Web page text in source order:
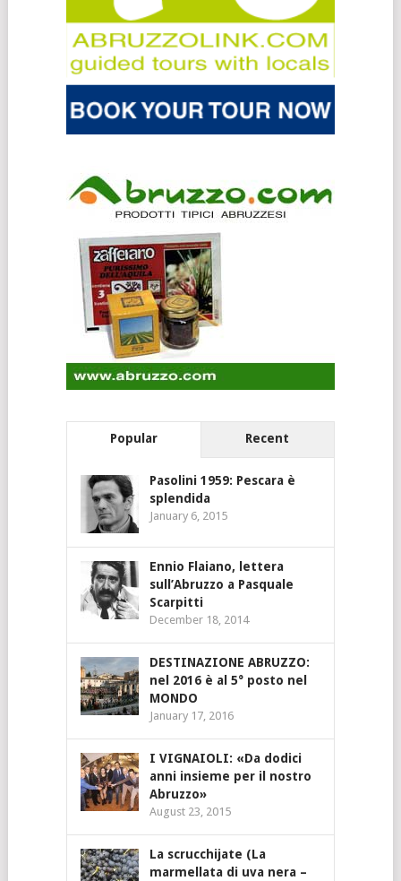
Popular Recent
Pasolini 1959: Pescara è
splendida
January 6, 2015
Ennio Flaiano, lettera
sull’Abruzzo a Pasquale
Scarpitti
December 18, 2014
DESTINAZIONE ABRUZZO:
nel 2016 è al 5° posto nel
MONDO
January 17, 2016
I VIGNAIOLI: «Da dodici
anni insieme per il nostro
Abruzzo»
August 23, 2015
La scrucchijate (La
marmellata di uva nera –